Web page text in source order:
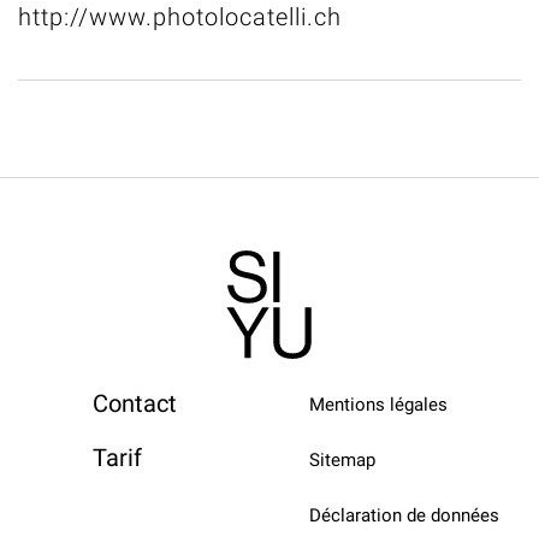
http://www.photolocatelli.ch
Contact
Tarif
Mentions légales
Sitemap
Déclaration de données